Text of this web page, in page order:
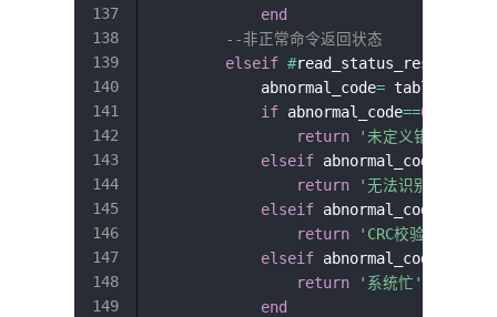
end
--非正常命令返回状态
elseif #read_status_result
            abnormal_code
= table
if abnormal_code==0
return
'未定义错误'
elseif abnormal_code
return
'无法识别命令'
elseif abnormal_code
return
'CRC校验出错'
elseif abnormal_code
return
'系统忙'
end